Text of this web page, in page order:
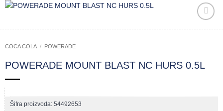
Zaprati
COCA COLA / POWERADE
POWERADE MOUNT BLAST NC HURS 0.5L
Šifra proizvoda: 54492653